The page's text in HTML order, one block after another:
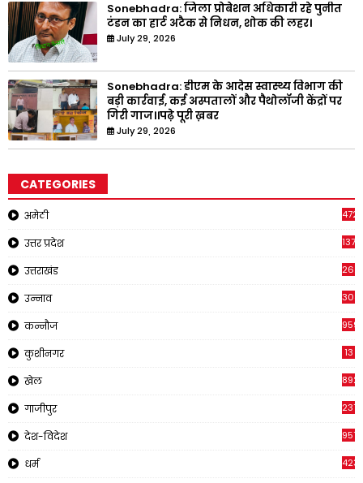
Sonebhadra: जिला प्रोबेशन अधिकारी रहे पुनीत
टंडन का हार्ट अटैक से निधन, शोक की लहर।
July 29, 2026
Sonebhadra: डीएम के आदेस स्वास्थ्य विभाग की
बड़ी कार्रवाई, कई अस्पतालों और पैथोलॉजी केंद्रों पर
गिरी गाज।।पढ़े पूरी ख़बर
July 29, 2026
CATEGORIES
अमेठी 4721
उत्तर प्रदेश 1371
उत्तराखंड
उन्नाव 308
कन्नौज 959
कुशीनगर 13
खेल 892
गाजीपुर 237
देश-विदेश 957
धर्म 423